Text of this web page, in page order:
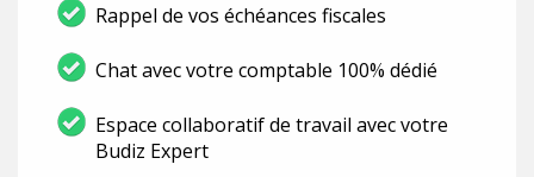
Rappel de vos échéances fiscales
Chat avec votre comptable 100% dédié
Espace collaboratif de travail avec votre
Budiz Expert